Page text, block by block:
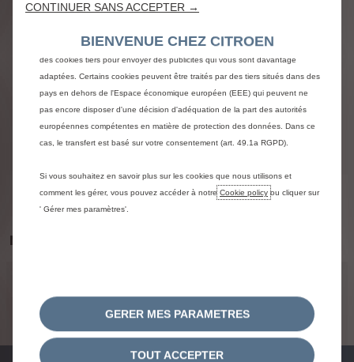
NAV_ENGINE_TITLE
MENTION_TRANSVERSE_CONTENT
EMISSIONS_STANDARD_TRANSVERSE_LEGAL_MENTION
CONTINUER SANS ACCEPTER →
BIENVENUE CHEZ CITROEN
améliorent la convivialité et les performances grâce à diverses fonctionnalités
améliorent ainsi ce que nous vous offrons. Notre site peut également utiliser
des cookies tiers pour envoyer des publicités qui vous sont davantage
adaptées. Certains cookies peuvent être traités par des tiers situés dans des
pays en dehors de l'Espace économique européen (EEE) qui peuvent ne
pas encore disposer d'une décision d'adéquation de la part des autorités
européennes compétentes en matière de protection des données. Dans ce
cas, le transfert est basé sur votre consentement (art. 49.1a RGPD).
Si vous souhaitez en savoir plus sur les cookies que nous utilisons et
comment les gérer, vous pouvez accéder à notre Cookie policy ou cliquer sur
' Gérer mes paramètres'.
GERER MES PARAMETRES
TOUT ACCEPTER